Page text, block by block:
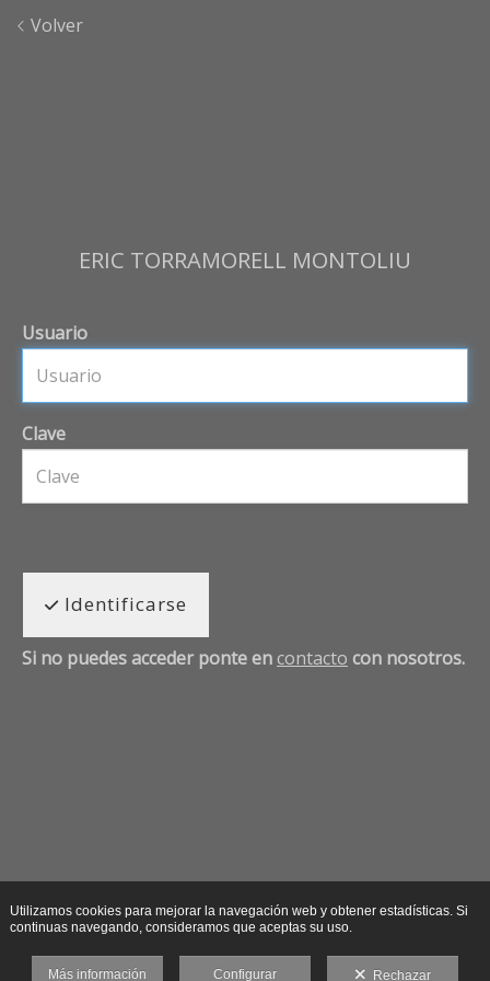
Volver
ERIC TORRAMORELL MONTOLIU
Usuario
Clave
Identificarse
Si no puedes acceder ponte encontacto con nosotros.
Utilizamos cookies para mejorar la navegación web y obtener estadísticas. Si
continuas navegando, consideramos que aceptas su uso.
Más información Configurar Rechazar